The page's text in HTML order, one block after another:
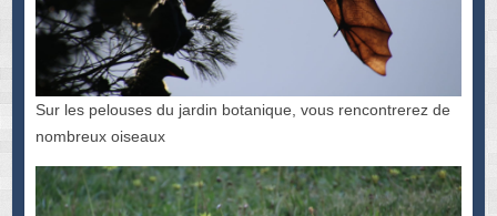
Sur les pelouses du jardin botanique, vous rencontrerez de
nombreux oiseaux